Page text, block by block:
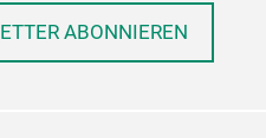
ABONNIEREN